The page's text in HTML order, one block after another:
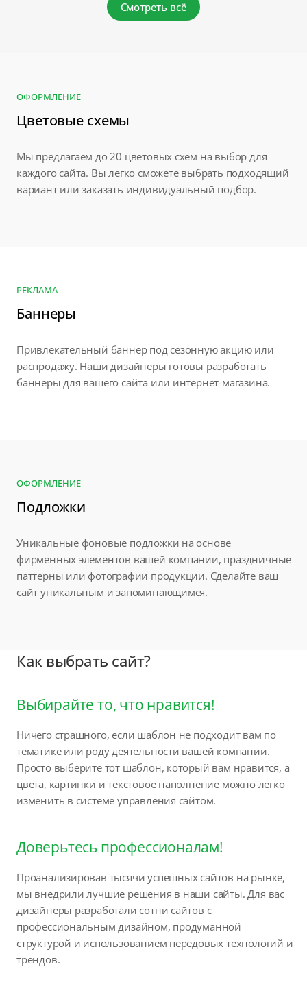
Смотреть всё
ОФОРМЛЕНИЕ
Цветовые схемы
Мы предлагаем до 20 цветовых схем на выбор для
каждого сайта. Вы легко сможете выбрать подходящий
вариант или заказать индивидуальный подбор.
РЕКЛАМА
Баннеры
Привлекательный баннер под сезонную акцию или
распродажу. Наши дизайнеры готовы разработать
баннеры для вашего сайта или интернет-магазина.
ОФОРМЛЕНИЕ
Подложки
Уникальные фоновые подложки на основе
фирменных элементов вашей компании, праздничные
паттерны или фотографии продукции. Сделайте ваш
сайт уникальным и запоминающимся.
Как выбрать сайт?
Выбирайте то, что нравится!
Ничего страшного, если шаблон не подходит вам по
тематике или роду деятельности вашей компании.
Просто выберите тот шаблон, который вам нравится, а
цвета, картинки и текстовое наполнение можно легко
изменить в системе управления сайтом.
Доверьтесь профессионалам!
Проанализировав тысячи успешных сайтов на рынке,
мы внедрили лучшие решения в наши сайты. Для вас
дизайнеры разработали сотни сайтов с
профессиональным дизайном, продуманной
структурой и использованием передовых технологий и
трендов.